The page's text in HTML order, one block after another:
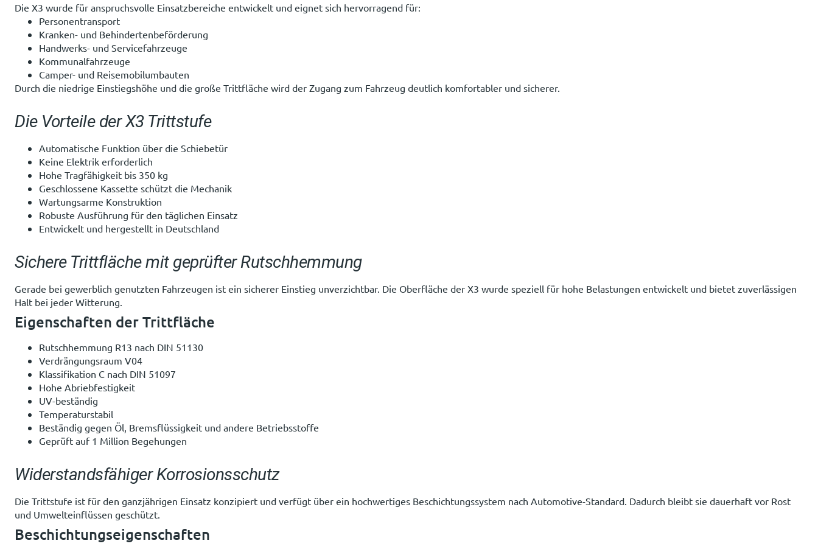
Die X3 wurde für anspruchsvolle Einsatzbereiche entwickelt und eignet sich hervorragend für:
Personentransport
Kranken- und Behindertenbeförderung
Handwerks- und Servicefahrzeuge
Kommunalfahrzeuge
Camper- und Reisemobilumbauten
Durch die niedrige Einstiegshöhe und die große Trittfläche wird der Zugang zum Fahrzeug deutlich komfortabler und sicherer.
Die Vorteile der X3 Trittstufe
Automatische Funktion über die Schiebetür
Keine Elektrik erforderlich
Hohe Tragfähigkeit bis 350 kg
Geschlossene Kassette schützt die Mechanik
Wartungsarme Konstruktion
Robuste Ausführung für den täglichen Einsatz
Entwickelt und hergestellt in Deutschland
Sichere Trittfläche mit geprüfter Rutschhemmung
Gerade bei gewerblich genutzten Fahrzeugen ist ein sicherer Einstieg unverzichtbar. Die Oberfläche der X3 wurde speziell für hohe Belastungen entwickelt und bietet zuverlässigen
Halt bei jeder Witterung.
Eigenschaften der Trittfläche
Rutschhemmung R13 nach DIN 51130
Verdrängungsraum V04
Klassifikation C nach DIN 51097
Hohe Abriebfestigkeit
UV-beständig
Temperaturstabil
Beständig gegen Öl, Bremsflüssigkeit und andere Betriebsstoffe
Geprüft auf 1 Million Begehungen
Widerstandsfähiger Korrosionsschutz
Die Trittstufe ist für den ganzjährigen Einsatz konzipiert und verfügt über ein hochwertiges Beschichtungssystem nach Automotive-Standard. Dadurch bleibt sie dauerhaft vor Rost
und Umwelteinflüssen geschützt.
Beschichtungseigenschaften